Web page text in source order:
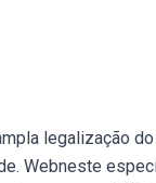
legalização
Webneste